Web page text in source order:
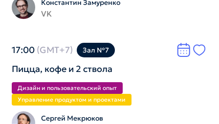
Константин Замуренко
VK
17:00 (GMT+7) Зал №7
Пицца, кофе и 2 ствола
Дизайн и пользователь­ский опыт
Управление продуктом и проектами
Сергей Мекрюков